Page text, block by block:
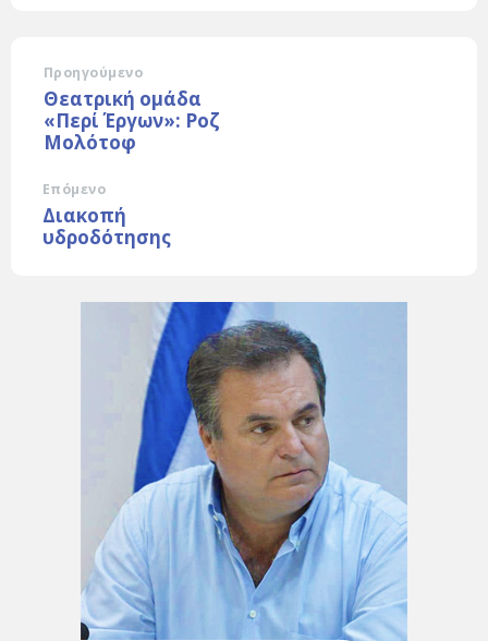
Προηγούμενο
Θεατρική ομάδα
«Περί Έργων»: Ροζ
Μολότοφ
Επόμενο
Διακοπή
υδροδότησης